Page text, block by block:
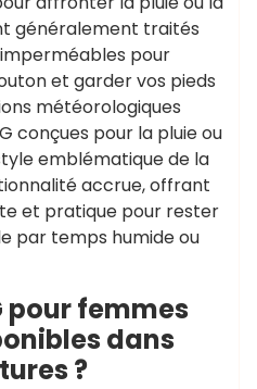
généralement traités
pour
et garder vos pieds
météorologiques
conçues pour la pluie ou
emblématique de la
accrue, offrant
et pratique pour rester
par temps humide ou
pour femmes
dans
?